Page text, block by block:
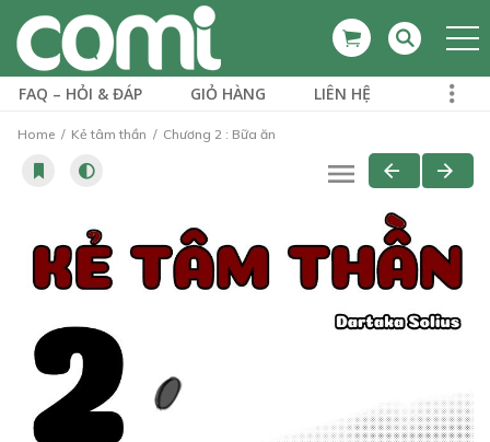
FAQ – HỎI & ĐÁP GIỎ HÀNG LIÊN HỆ
Home Kẻ tâm thần Chương 2 : Bữa ăn